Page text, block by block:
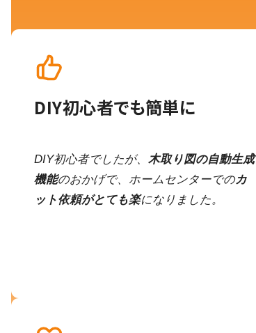
DIY初心者でも簡単に
DIY初心者でしたが、木取り図の自動生成
機能のおかげで、ホームセンターでのカ
ット依頼がとても楽になりました。